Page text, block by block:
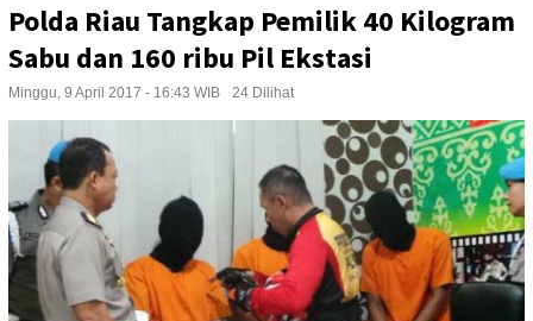
Polda Riau Tangkap Pemilik 40 Kilogram
Sabu dan 160 ribu Pil Ekstasi
Minggu, 9 April 2017 - 16:43 WIB 24 Dilihat